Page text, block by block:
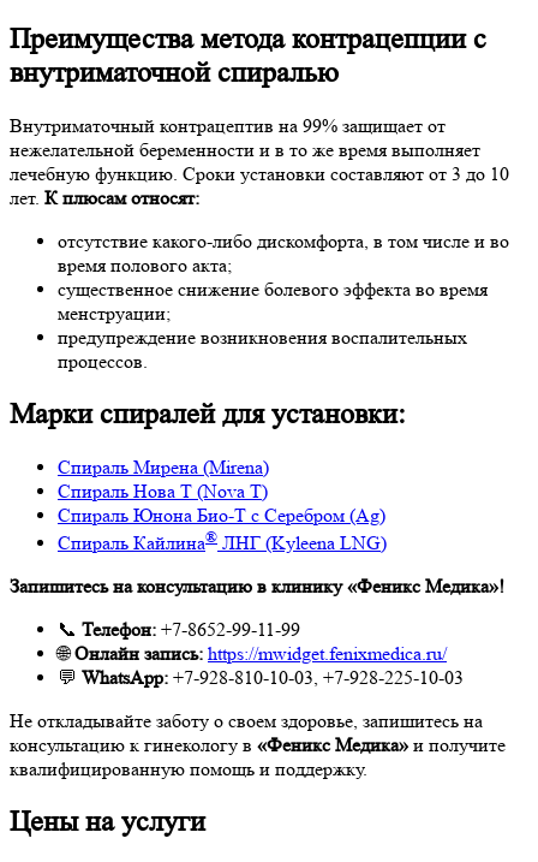
Преимущества метода контрацепции с
внутриматочной спиралью
Внутриматочный контрацептив на 99% защищает от
нежелательной беременности и в то же время выполняет
лечебную функцию. Сроки установки составляют от 3 до 10
лет. К плюсам относят:
отсутствие какого-либо дискомфорта, в том числе и во
время полового акта;
существенное снижение болевого эффекта во время
менструации;
предупреждение возникновения воспалительных
процессов.
Марки спиралей для установки:
Спираль Мирена (Mirena)
Спираль Нова Т (Nova T)
Спираль Юнона Био-Т с Серебром (Ag)
Спираль Кайлина® ЛНГ (Kyleena LNG)
Запишитесь на консультацию в клинику «Феникс Медика»!
📞 Телефон: +7-8652-99-11-99
🌐Онлайн запись: https://mwidget.fenixmedica.ru/
💬 WhatsApp: +7-928-810-10-03, +7-928-225-10-03
Не откладывайте заботу о своем здоровье, запишитесь на
консультацию к гинекологу в «Феникс Медика» и получите
квалифицированную помощь и поддержку.
Цены на услуги